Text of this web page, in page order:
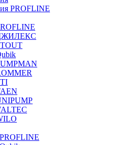
PROFLINE
ДЖИЛЕКС